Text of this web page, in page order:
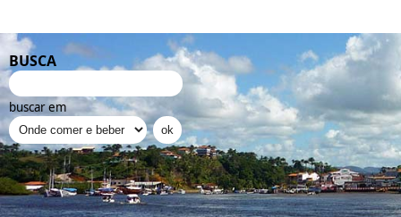
BUSCA
buscar em